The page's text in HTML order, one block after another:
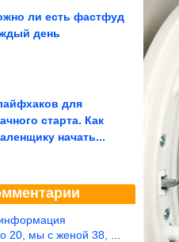
ли есть фастфуд
день
для
старта. Как
начать...
38, называется ртутной свадьбой, гр